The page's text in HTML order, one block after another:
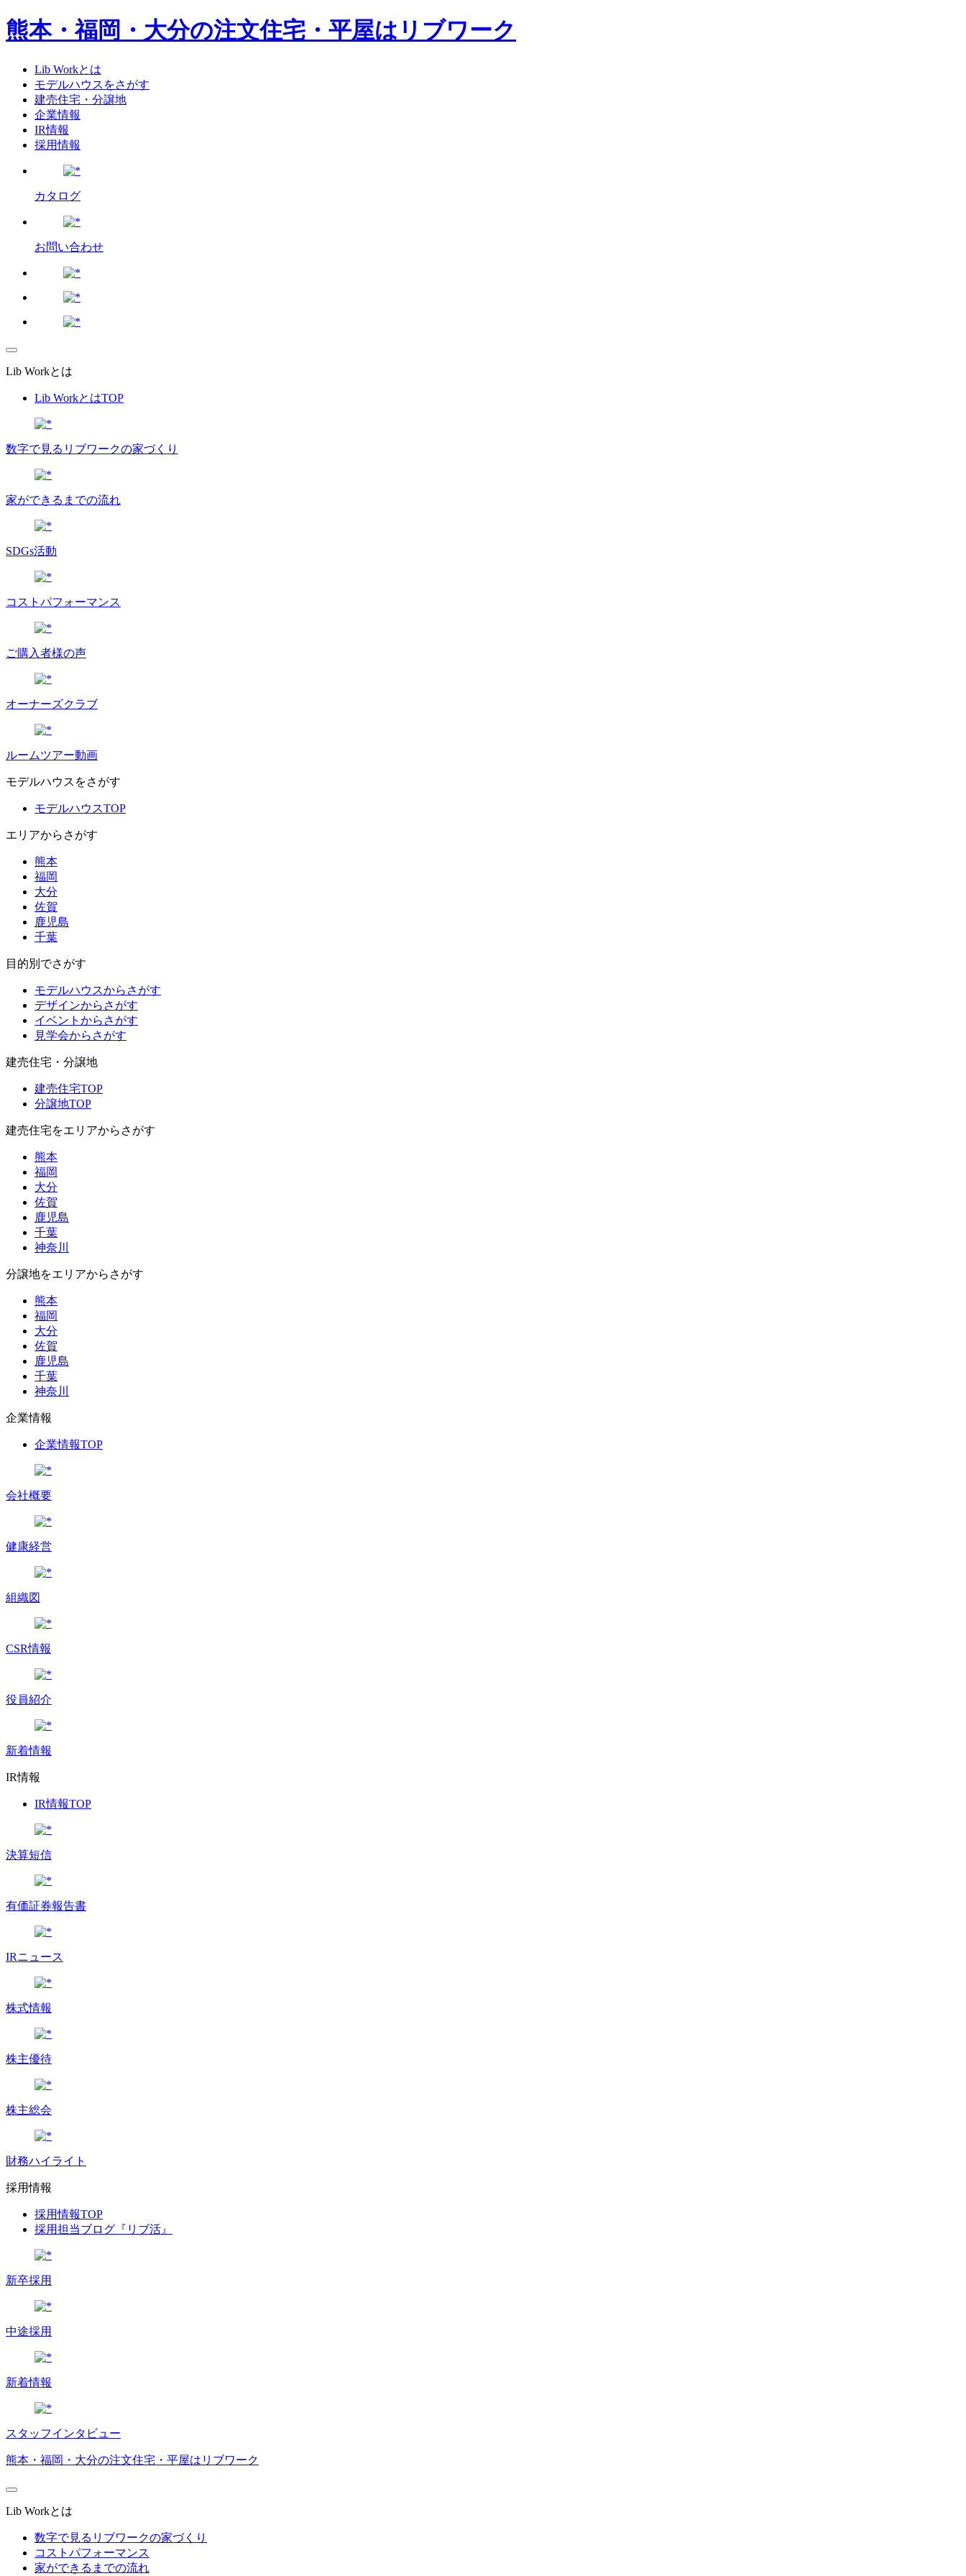
熊本・福岡・大分の注文住宅・平屋はリブワーク
Lib Workとは
モデルハウスをさがす
建売住宅・分譲地
企業情報
IR情報
採用情報
カタログ
お問い合わせ
Lib Workとは
Lib WorkとはTOP
数字で⾒るリブワークの家づくり
家ができるまでの流れ
SDGs活動
コストパフォーマンス
ご購入者様の声
オーナーズクラブ
ルームツアー動画
モデルハウスをさがす
モデルハウスTOP
エリアからさがす
熊本
福岡
大分
佐賀
鹿児島
千葉
目的別でさがす
モデルハウスからさがす
デザインからさがす
イベントからさがす
見学会からさがす
建売住宅・分譲地
建売住宅TOP
分譲地TOP
建売住宅をエリアからさがす
熊本
福岡
大分
佐賀
鹿児島
千葉
神奈川
分譲地をエリアからさがす
熊本
福岡
大分
佐賀
鹿児島
千葉
神奈川
企業情報
企業情報TOP
会社概要
健康経営
組織図
CSR情報
役員紹介
新着情報
IR情報
IR情報TOP
決算短信
有価証券報告書
IRニュース
株式情報
株主優待
株主総会
財務ハイライト
採用情報
採用情報TOP
採用担当ブログ『リブ活』
新卒採用
中途採用
新着情報
スタッフインタビュー
熊本・福岡・大分の注文住宅・平屋はリブワーク
Lib Workとは
数字で見るリブワークの家づくり
コストパフォーマンス
家ができるまでの流れ